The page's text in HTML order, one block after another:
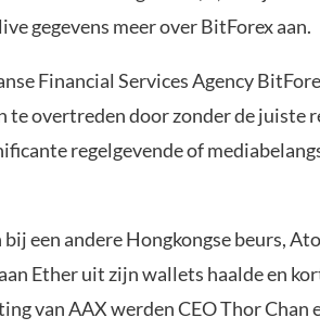
gegevens meer over BitForex aan.
Financial Services Agency
overtreden door zonder de juiste
regelgevende of
een andere Hongkongse beurs,
Ether uit zijn wallets haalde en
van AAX werden CEO Thor Chan